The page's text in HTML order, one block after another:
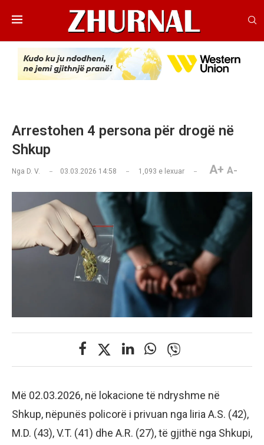
Arrestohen 4 persona për drogë në
Shkup
Nga D. V. 03.03.2026 14:58 1,093 e lexuar A+ A-
Më 02.03.2026, në lokacione të ndryshme në
Shkup, nëpunës policorë i privuan nga liria A.S. (42),
M.D. (43), V.T. (41) dhe A.R. (27), të gjithë nga Shkupi,